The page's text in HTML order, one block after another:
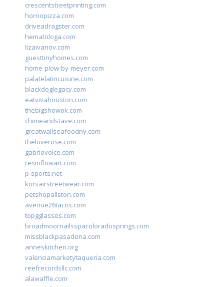
crescentstreetprinting.com
hornopizza.com
driveadragster.com
hematologa.com
lizaivanov.com
guesttinyhomes.com
home-plow-by-meyer.com
palatelatincuisine.com
blackdoglegacy.com
eatvivahouston.com
thebigshowok.com
chimeandstave.com
greatwallseafoodny.com
theloverose.com
gabriovoice.com
resinflowart.com
p-sports.net
korsairstreetwear.com
petshopallston.com
avenue26tacos.com
topgglasses.com
broadmoornailsspacoloradosprings.com
missblackpasadena.com
anneskitchen.org
valenciamarketytaqueria.com
reefrecordsllc.com
alawaffle.com